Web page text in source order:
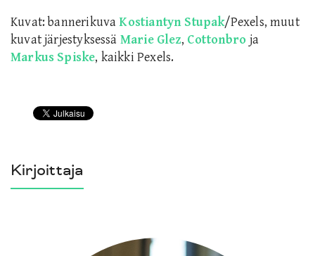
Kuvat: bannerikuvaKostiantyn Stupak/Pexels, muut
kuvat järjestyksessä Marie Glez, Cottonbro ja
Markus Spiske, kaikki Pexels.
Kirjoittaja